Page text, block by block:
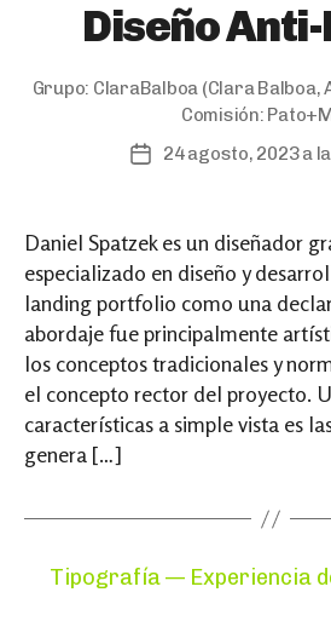
Diseño
Grupo: ClaraBalboa (Clara Balboa,
Comisión:
Post24 agosto, 2023 a
Daniel Spatzek es un diseñador
especializado en diseño y
landing portfolio como una
abordaje fue principalmente
los conceptos tradicionales y
el concepto rector del proyecto.
características a simple vista es
genera […]
Tipografía — Experiencia